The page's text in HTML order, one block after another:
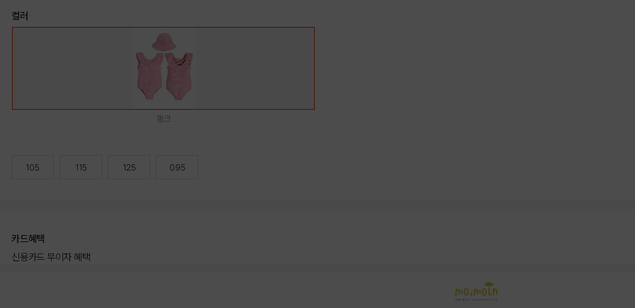
컬러
핑크
105 115 125 095
카드혜택
신용카드 무이자 혜택